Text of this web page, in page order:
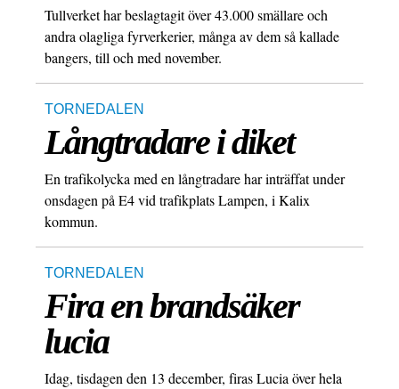
Tullverket har beslagtagit över 43.000 smällare och
andra olagliga fyrverkerier, många av dem så kallade
bangers, till och med november.
TORNEDALEN
Långtradare i diket
En trafikolycka med en långtradare har inträffat under
onsdagen på E4 vid trafikplats Lampen, i Kalix
kommun.
TORNEDALEN
Fira en brandsäker
lucia
Idag, tisdagen den 13 december, firas Lucia över hela